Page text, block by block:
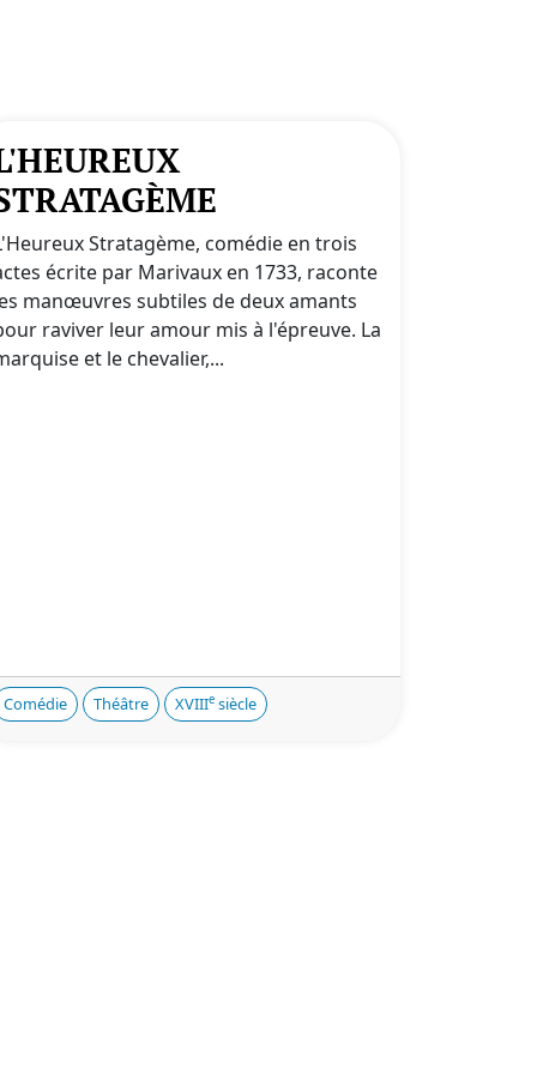
Stratagème, comédie en trois
écrite par Marivaux en 1733, raconte
manœuvres subtiles de deux amants
raviver leur amour mis à l'épreuve. La
et le chevalier,...
Comédie Théâtre XVIIIe siècle